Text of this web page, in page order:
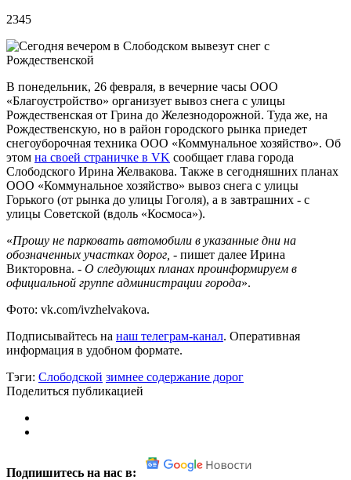
2345
В понедельник, 26 февраля, в вечерние часы ООО
«Благоустройство» организует вывоз снега с улицы
Рождественская от Грина до Железнодорожной. Туда же, на
Рождественскую, но в район городского рынка приедет
снегоуборочная техника ООО «Коммунальное хозяйство». Об
этом на своей страничке в VK сообщает глава города
Слободского Ирина Желвакова. Также в сегодняшних планах
ООО «Коммунальное хозяйство» вывоз снега с улицы
Горького (от рынка до улицы Гоголя), а в завтрашних - с
улицы Советской (вдоль «Космоса»).
«Прошу не парковать автомобили в указанные дни на
обозначенных участках дорог, - пишет далее Ирина
Викторовна. - О следующих планах проинформируем в
официальной группе администрации города».
Фото: vk.com/ivzhelvakova.
Подписывайтесь на наш телеграм-канал. Оперативная
информация в удобном формате.
Тэги: Слободской зимнее содержание дорог
Поделиться публикацией
Подпишитесь на нас в: